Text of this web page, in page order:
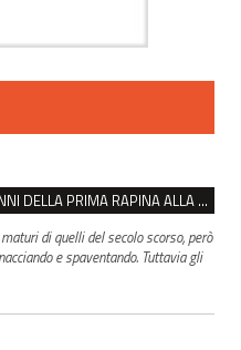
REGGIO, PRESI I QUATTRO MINORENNI DELLA PRIMA RAPINA ALLA FARMACIA DI COVIOLO
di quelli del secolo scorso, però
e spaventando. Tuttavia gli